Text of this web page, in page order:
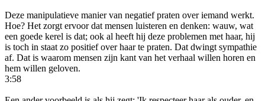
Deze manipulatieve manier van negatief praten over iemand werkt.
Hoe? Het zorgt ervoor dat mensen luisteren en denken: wauw, wat
een goede kerel is dat; ook al heeft hij deze problemen met haar, hij
is toch in staat zo positief over haar te praten. Dat dwingt sympathie
af. Dat is waarom mensen zijn kant van het verhaal willen horen en
hem willen geloven.
3:58